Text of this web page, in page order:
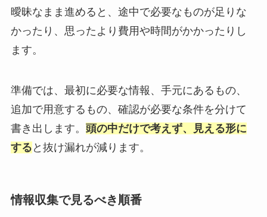
曖昧なまま進めると、途中で必要なものが足りな
かったり、思ったより費用や時間がかかったりし
ます。
準備では、最初に必要な情報、手元にあるもの、
追加で用意するもの、確認が必要な条件を分けて
書き出します。 頭の中だけで考えず、見える形に
する と抜け漏れが減ります。
情報収集で見るべき順番